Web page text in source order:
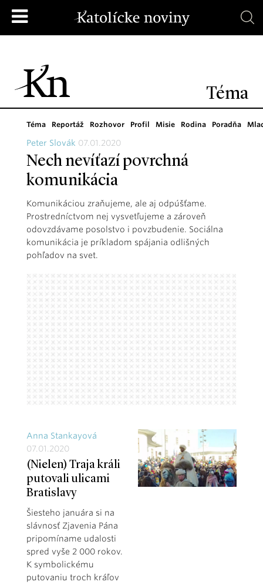
Téma
Téma Reportáž Rozhovor Profil Misie Rodina Poradňa
Peter Slovák 07.01.2020
Nech nevíťazí povrchná
komunikácia
Komunikáciou zraňujeme, ale aj odpúšťame.
Prostredníctvom nej vysvetľujeme a zároveň
odovzdávame posolstvo i povzbudenie. Sociálna
komunikácia je príkladom spájania odlišných
pohľadov na svet.
Anna Stankayová
07.01.2020
(Nielen) Traja králi
putovali ulicami
Bratislavy
Šiesteho januára si na
slávnosť Zjavenia Pána
pripomíname udalosti
spred vyše 2 000 rokov.
K symbolickému
putovaniu troch kráľov